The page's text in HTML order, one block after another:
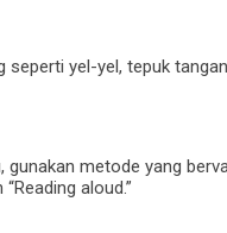
yel-yel, tepuk
metode yang
aloud.”